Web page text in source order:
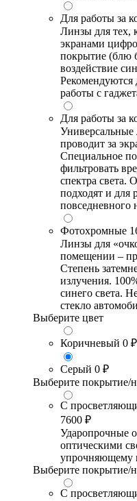
Для работы за
Линзы для тех,
экранами
покрытие (блю
воздействие
Рекомендуются
работы с
Для работы за
Универсальные
проводит за
Специальное
фильтровать
спектра света.
подходят и для
повседневного
Фотохромные
Линзы для
помещении –
Степень
излучения.
синего света.
стекло
Выберите цвет
Коричневый 0 ₽
Серый 0 ₽
Выберите покрытие/
С
7600 ₽
Ударопрочные
оптическими
упрочняющему
Выберите покрытие/
С